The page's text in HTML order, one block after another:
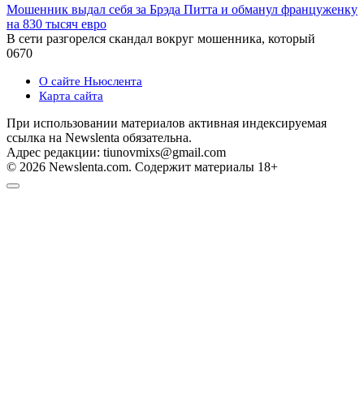
Мошенник выдал себя за Брэда Питта и обманул француженку
на 830 тысяч евро
В сети разгорелся скандал вокруг мошенника, который
0670
О сайте Ньюслента
Карта сайта
При использовании материалов активная индексируемая
ссылка на Newslenta обязательна.
Адрес редакции: tiunovmixs@gmail.com
© 2026 Newslenta.com. Содержит материалы 18+